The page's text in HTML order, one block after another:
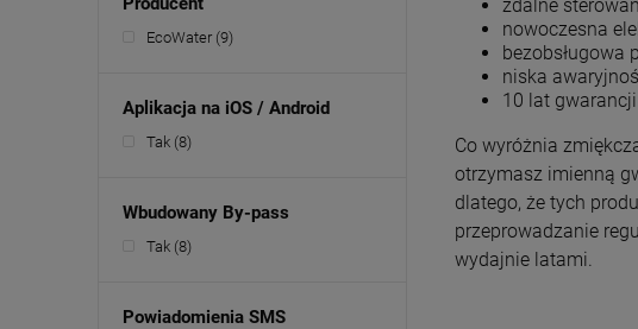
EcoWater (9)
Aplikacja na iOS / Android
Tak (8)
Wbudowany By-pass
Tak (8)
Powiadomienia SMS
zdalne
nowoczesna
bezobsługowa
niska
10 lat
Co wyróżnia
otrzymasz imienną
dlatego, że tych
przeprowadzanie
wydajnie latami.